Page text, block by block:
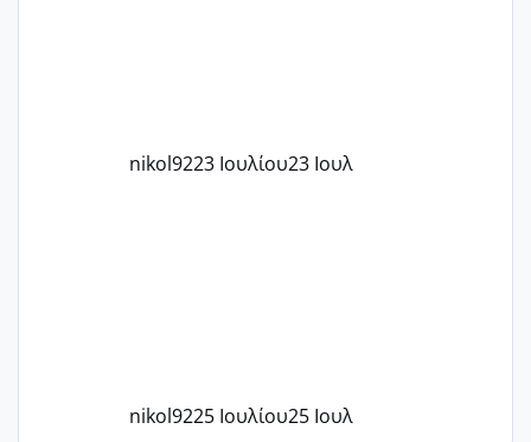
nikol9223 Ιουλίου23 Ιουλ
nikol9225 Ιουλίου25 Ιουλ